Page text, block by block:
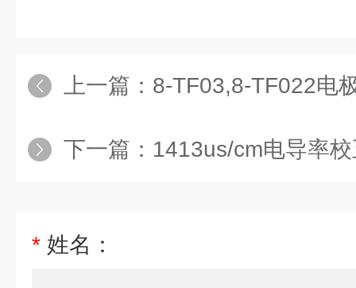
上一篇： 8-TF03,8-TF022电
下一篇： 1413us/cm电导率
* 姓名：